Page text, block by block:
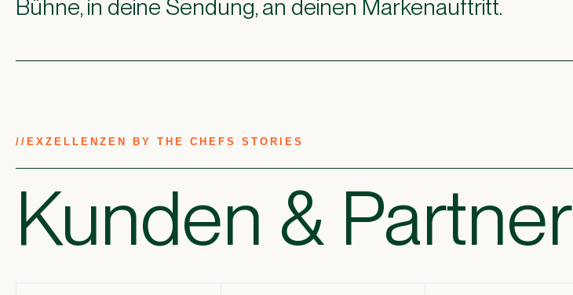
Bühne, in deine Sendung, an deinen Markenauftritt.
// EXZELLENZEN BY THE CHEFS STORIES
Kunden & Partner